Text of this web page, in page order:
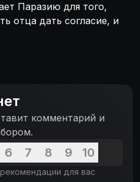
Паразию для того,
отца дать согласие, и
комментарий и
6 7 8 9 10
для вас